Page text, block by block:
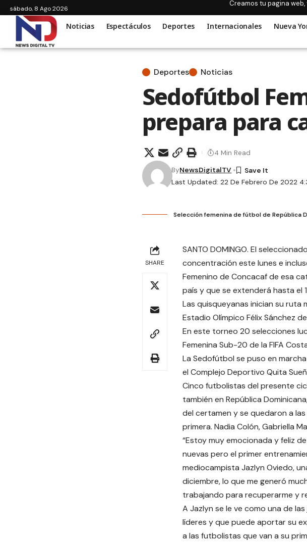
sábado, 8 Ago 2026
Creamos tu pagina web,
Noticias Espectáculos Deportes Internacionales Nueva
Deportes Noticias
Sedofútbol
prepara para
Last Updated: 22 De Febrero De 2022
ByNewsDigitalTV
4 Min Read
Selección femenina de fútbol de República
SHARE
SANTO DOMINGO. El
concentración este lunes e
Femenino de Concacaf de esa
país y que se extenderá hasta el
Las quisqueyanas inician su ruta
Estadio Olímpico Félix Sánchez
En este torneo 20 selecciones
Femenina Sub-20 de la FIFA
La Sedofútbol se puso en
el Complejo Deportivo Quita
Cinco futbolistas del presente
también en República
del certamen y se quedaron a
primera. Nadia Colón, Gabriella
“Estoy muy emocionada y feliz
nuevas pero el primer
mediocampista Jazlyn Oviedo,
diciembre, lo que me generó
trabajando para recuperarme y
A Jazlyn se le ve como una de
líderes y que puede aportar su
a las futbolistas que van a su